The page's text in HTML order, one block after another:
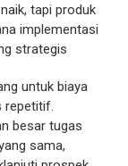
tapi produk
implementasi
strategis
untuk biaya
repetitif.
besar tugas
sama,